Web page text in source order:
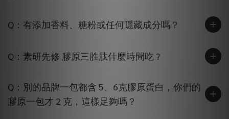
Q：有添加香料、糖粉或任何隱藏成分嗎？
Q：素研先修 膠原三胜肽什麼時間吃 ?
Q：別的品牌一包都含 5、6克膠原蛋白，你們的
膠原一包才 2 克，這樣足夠嗎？